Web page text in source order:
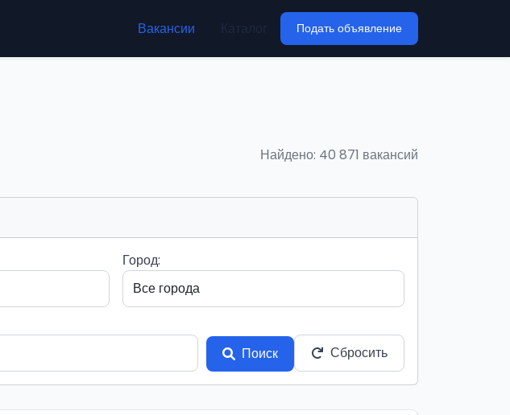
Вакансии Подать объявление
Найдено: 40 871 вакансий
Город:
Поиск
Сбросить